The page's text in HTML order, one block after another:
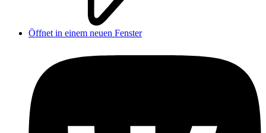
Öffnet in einem neuen Fenster